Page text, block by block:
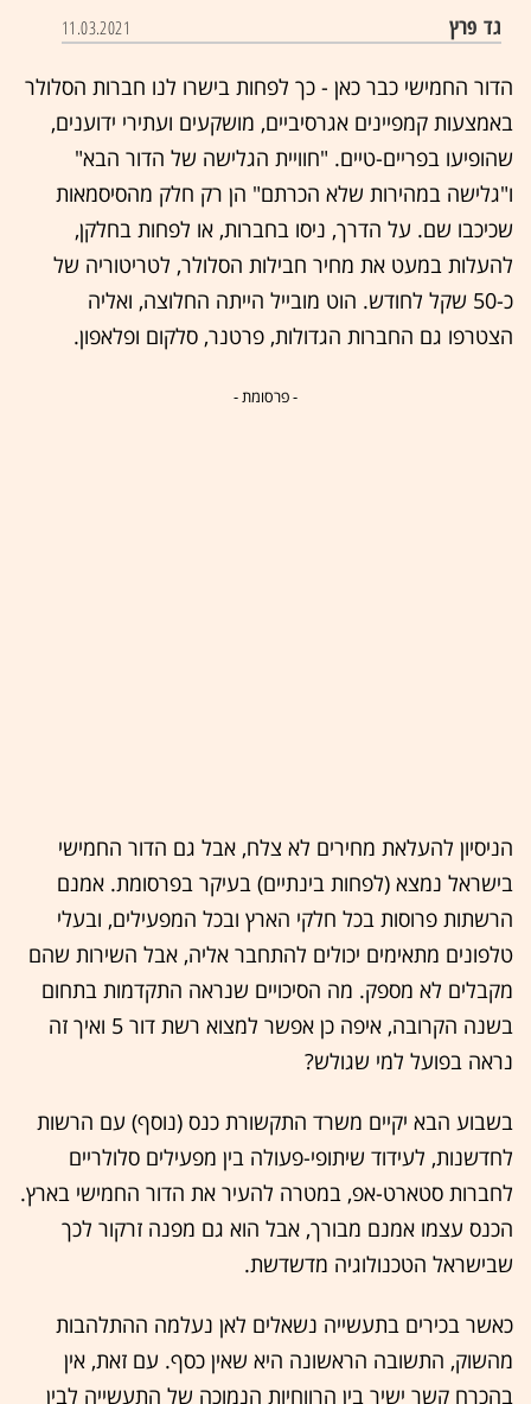
גד פרץ 11.03.2021
הדור החמישי כבר כאן - כך לפחות בישרו לנו חברות הסלולר
באמצעות קמפיינים אגרסיביים, מושקעים ועתירי ידוענים,
שהופיעו בפריים-טיים. "חוויית הגלישה של הדור הבא"
ו"גלישה במהירות שלא הכרתם" הן רק חלק מהסיסמאות
שכיכבו שם. על הדרך, ניסו בחברות, או לפחות בחלקן,
להעלות במעט את מחיר חבילות הסלולר, לטריטוריה של
כ-50 שקל לחודש. הוט מובייל הייתה החלוצה, ואליה
הצטרפו גם החברות הגדולות, פרטנר, סלקום ופלאפון.
- פרסומת -
הניסיון להעלאת מחירים לא צלח, אבל גם הדור החמישי
בישראל נמצא (לפחות בינתיים) בעיקר בפרסומת. אמנם
הרשתות פרוסות בכל חלקי הארץ ובכל המפעילים, ובעלי
טלפונים מתאימים יכולים להתחבר אליה, אבל השירות שהם
מקבלים לא מספק. מה הסיכויים שנראה התקדמות בתחום
בשנה הקרובה, איפה כן אפשר למצוא רשת דור 5 ואיך זה
נראה בפועל למי שגולש?
בשבוע הבא יקיים משרד התקשורת כנס (נוסף) עם הרשות
לחדשנות, לעידוד שיתופי-פעולה בין מפעילים סלולריים
לחברות סטארט-אפ, במטרה להעיר את הדור החמישי בארץ.
הכנס עצמו אמנם מבורך, אבל הוא גם מפנה זרקור לכך
שבישראל הטכנולוגיה מדשדשת.
כאשר בכירים בתעשייה נשאלים לאן נעלמה ההתלהבות
מהשוק, התשובה הראשונה היא שאין כסף. עם זאת, אין
בהכרח קשר ישיר בין הרווחיות הנמוכה של התעשייה לבין